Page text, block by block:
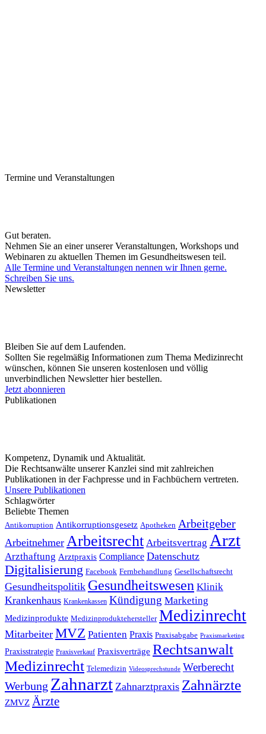
Termine und Veranstaltungen
Gut beraten.
Nehmen Sie an einer unserer Veranstaltungen, Workshops und
Webinaren zu aktuellen Themen im Gesundheitswesen teil.
Alle Termine und Veranstaltungen nennen wir Ihnen gerne.
Schreiben Sie uns.
Newsletter
Bleiben Sie auf dem Laufenden.
Sollten Sie regelmäßig Informationen zum Thema Medizinrecht
wünschen, können Sie unseren kostenlosen und völlig
unverbindlichen Newsletter hier bestellen.
Jetzt abonnieren
Publikationen
Kompetenz, Dynamik und Aktualität.
Die Rechtsanwälte unserer Kanzlei sind mit zahlreichen
Publikationen in der Fachpresse und in Fachbüchern vertreten.
Unsere Publikationen
Schlagwörter
Beliebte Themen
Antikorruption Antikorruptionsgesetz Apotheken Arbeitgeber
Arbeitnehmer Arbeitsrecht Arbeitsvertrag Arzt
Arzthaftung Arztpraxis Compliance Datenschutz
Digitalisierung Facebook Fernbehandlung Gesellschaftsrecht
Gesundheitspolitik Gesundheitswesen Klinik
Krankenhaus Krankenkassen Kündigung Marketing
Medizinprodukte Medizinproduktehersteller Medizinrecht
Mitarbeiter MVZ Patienten Praxis Praxisabgabe Praxismarketing
Praxisstrategie Praxisverkauf Praxisverträge Rechtsanwalt
Medizinrecht Telemedizin Videosprechstunde Werberecht
Werbung Zahnarzt Zahnarztpraxis Zahnärzte
ZMVZ Ärzte